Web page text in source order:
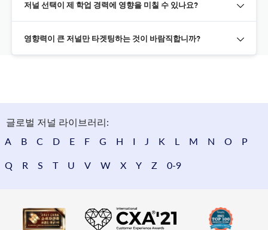
저널 선택이 제 학업 경력에 영향을 미칠 수 있나요?
영향력이 큰 저널만 타겟팅하는 것이 바람직합니까?
글로벌 저널 라이브러리:
A
B C D E F G H I J K L M N O P
Q R S T U V W X Y Z 0-9